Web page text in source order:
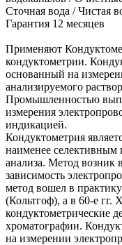
Сточная вода / Чистая
Гарантия 12 месяцев
Применяют
кондуктометрии.
основанный на
анализируемого
Промышленностью
измерения
индикацией.
Кондуктометрия
наименее селективным
анализа. Метод возник
зависимость
метод вошел в
(Кольтгоф), а в 60-е
кондуктометрические
хроматографии.
на измерении